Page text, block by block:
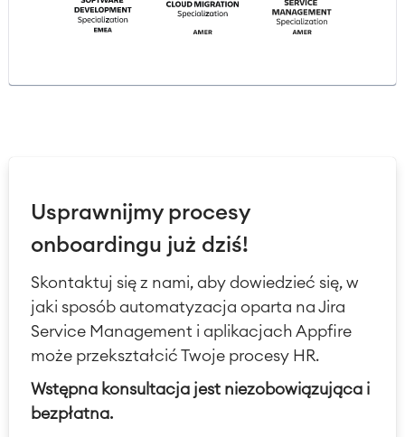
Usprawnijmy procesy
onboardingu już dziś!
Skontaktuj się z nami, aby dowiedzieć się, w
jaki sposób automatyzacja oparta na Jira
Service Management i aplikacjach Appfire
może przekształcić Twoje procesy HR.
Wstępna konsultacja jest niezobowiązująca i
bezpłatna.